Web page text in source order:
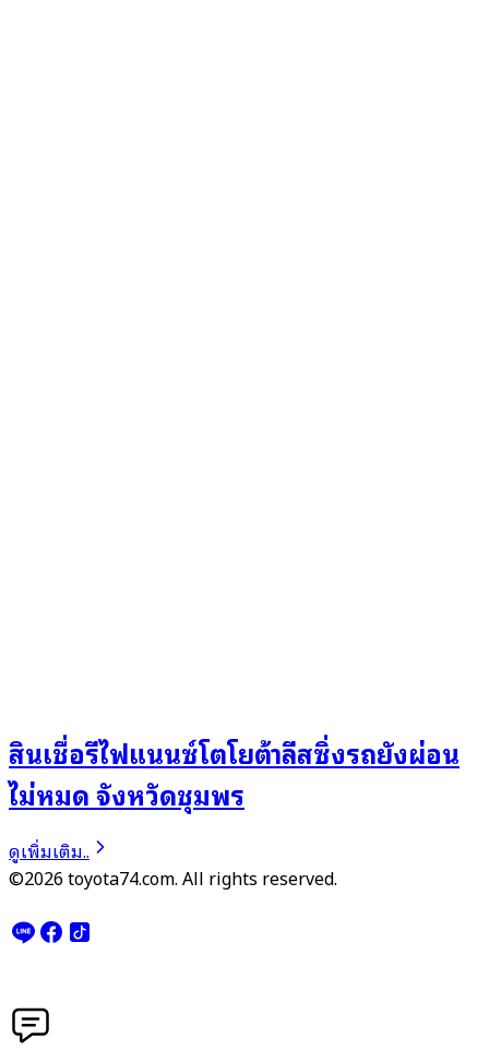
สินเชื่อรีไฟแนนซ์โตโยต้าลีสซิ่งรถยังผ่อน
ไม่หมด จังหวัดชุมพร
ดูเพิ่มเติม..
©2026 toyota74.com. All rights reserved.